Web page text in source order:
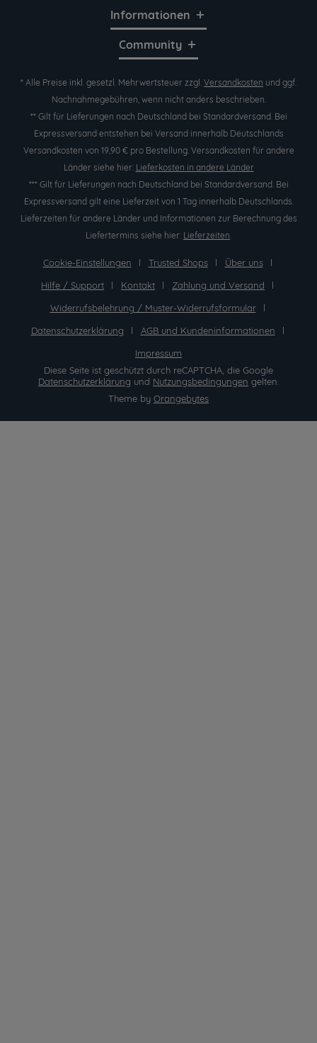
Informationen
Community
* Alle Preise inkl. gesetzl. Mehrwertsteuer zzgl. Versandkosten und ggf.
Nachnahmegebühren, wenn nicht anders beschrieben.
** Gilt für Lieferungen nach Deutschland bei Standardversand. Bei
Expressversand entstehen bei Versand innerhalb Deutschlands
Versandkosten von 19,90 € pro Bestellung. Versandkosten für andere
Länder siehe hier: Lieferkosten in andere Länder
*** Gilt für Lieferungen nach Deutschland bei Standardversand. Bei
Expressversand gilt eine Lieferzeit von 1 Tag innerhalb Deutschlands.
Lieferzeiten für andere Länder und Informationen zur Berechnung des
Liefertermins siehe hier: Lieferzeiten.
Cookie-Einstellungen Trusted Shops
Über uns
Hilfe / Support
Kontakt
Zahlung und Versand
Widerrufsbelehrung / Muster-Widerrufsformular
Datenschutzerklärung
AGB und Kundeninformationen
Impressum
Diese Seite ist geschützt durch reCAPTCHA, die Google
Datenschutzerklärung und Nutzungsbedingungen gelten.
Theme by Orangebytes